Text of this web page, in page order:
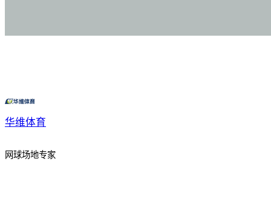
华维体育
网球场地专家